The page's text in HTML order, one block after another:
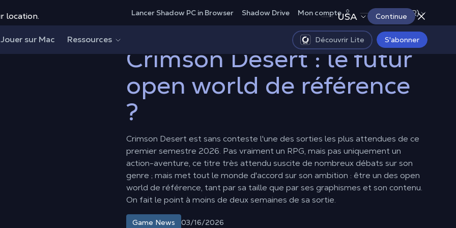
location. USA Continue
Lancer Shadow PC in Browser Shadow Drive Mon compte Canada (FR)
Jouer sur Mac Ressources Découvrir Lite S'abonner
world de référence ?
Crimson Desert : le futur
open world de référence
?
Crimson Desert est sans conteste l'une des sorties les plus attendues de ce
premier semestre 2026. Pas vraiment un RPG, mais pas uniquement un
action-aventure, ce titre très attendu suscite de nombreux débats sur son
genre ; mais met tout le monde d'accord sur son ambition : être un des open
world de référence, tant par sa taille que par ses graphismes et son contenu.
On fait le point à moins de deux semaines de sa sortie.
Game News 03/16/2026